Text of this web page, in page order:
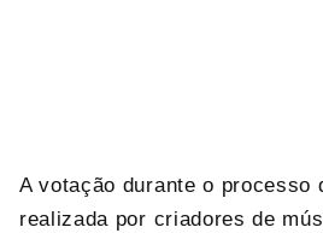
A votação durante o processo
realizada por criadores de